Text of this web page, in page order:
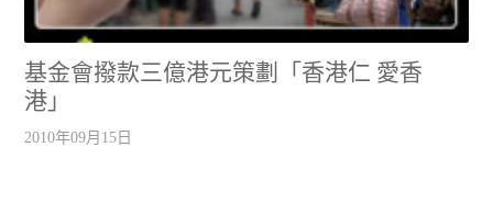
基金會撥款三億港元策劃「香港仁 愛香
港」
2010年09月15日